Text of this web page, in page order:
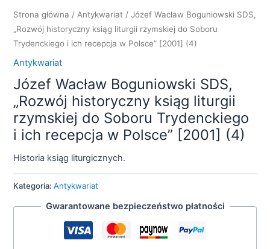
Strona główna / Antykwariat / Józef Wacław Boguniowski SDS,
„Rozwój historyczny ksiąg liturgii rzymskiej do Soboru
Trydenckiego i ich recepcja w Polsce” [2001] (4)
Antykwariat
Józef Wacław Boguniowski SDS,
„Rozwój historyczny ksiąg liturgii
rzymskiej do Soboru Trydenckiego
i ich recepcja w Polsce” [2001] (4)
Historia ksiąg liturgicznych.
Kategoria:Antykwariat
Gwarantowane bezpieczeństwo płatności